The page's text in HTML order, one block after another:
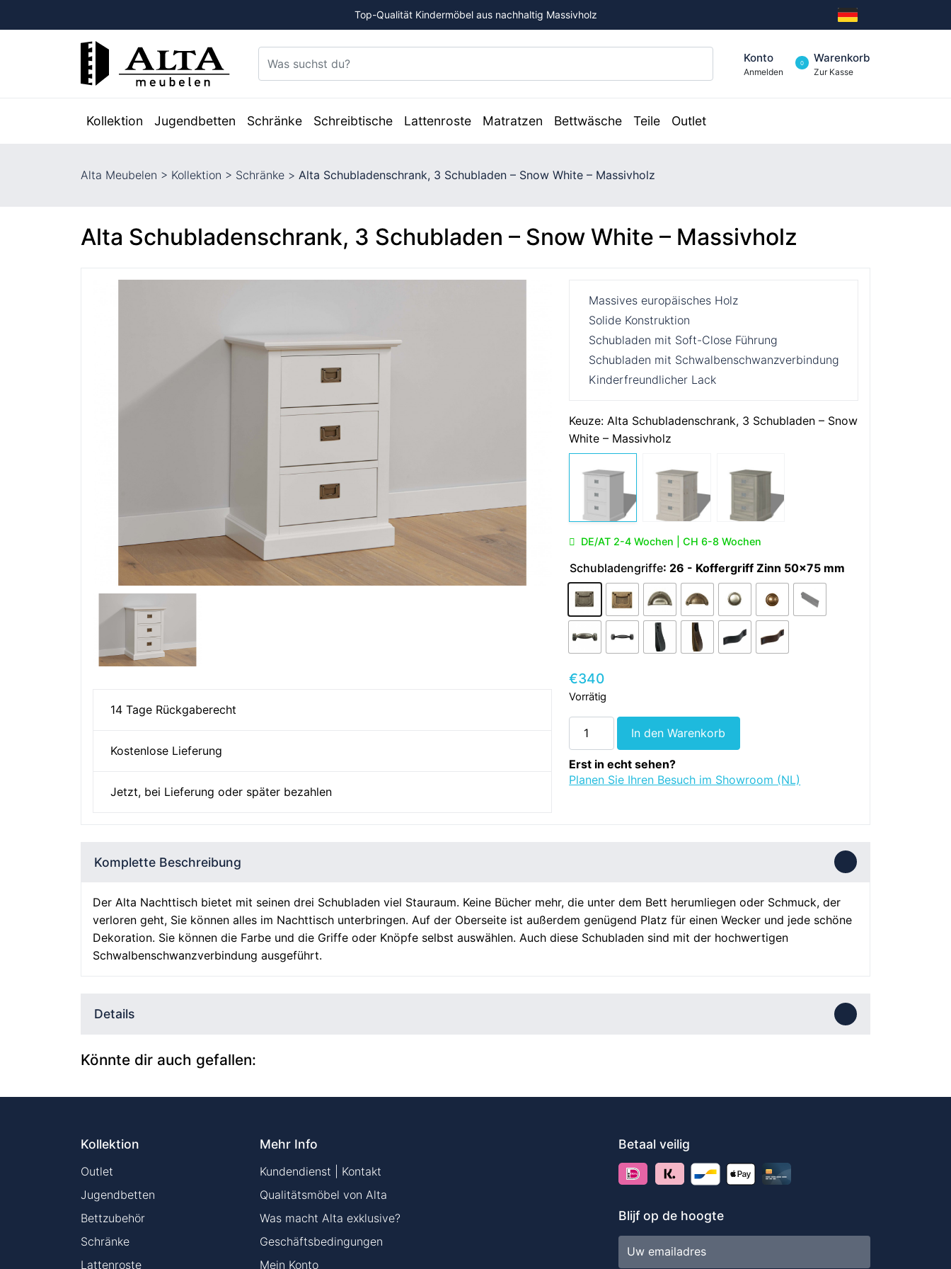
Top-Qualität Kindermöbel aus nachhaltig Massivholz
Konto
Anmelden
0 Warenkorb
Zur Kasse
Kollektion Jugendbetten Schränke Schreibtische Lattenroste Matratzen Bettwäsche Teile Outlet
Alta Meubelen > Kollektion > Schränke > Alta Schubladenschrank, 3 Schubladen – Snow White – Massivholz
Alta Schubladenschrank, 3 Schubladen – Snow White – Massivholz
Massives europäisches Holz
Solide Konstruktion
Schubladen mit Soft-Close Führung
Schubladen mit Schwalbenschwanzverbindung
Kinderfreundlicher Lack
Keuze:Alta Schubladenschrank, 3 Schubladen – Snow
White – Massivholz
DE/AT 2-4 Wochen | CH 6-8 Wochen
Schubladengriffe: 26 - Koffergriff Zinn 50x75 mm
€340
Vorrätig
Schubladenschrank,
3
Schubladen
In den Warenkorb
Erst in echt sehen?
Planen Sie Ihren Besuch im Showroom (NL)
14 Tage Rückgaberecht
Kostenlose Lieferung
Jetzt, bei Lieferung oder später bezahlen
Komplette Beschreibung
Der Alta Nachttisch bietet mit seinen drei Schubladen viel Stauraum. Keine Bücher mehr, die unter dem Bett herumliegen oder Schmuck, der
verloren geht, Sie können alles im Nachttisch unterbringen. Auf der Oberseite ist außerdem genügend Platz für einen Wecker und jede schöne
Dekoration. Sie können die Farbe und die Griffe oder Knöpfe selbst auswählen. Auch diese Schubladen sind mit der hochwertigen
Schwalbenschwanzverbindung ausgeführt.
Details
Könnte dir auch gefallen:
Kollektion
Outlet
Jugendbetten
Bettzubehör
Schränke
Lattenroste
Mehr Info
Kundendienst | Kontakt
Qualitätsmöbel von Alta
Was macht Alta exklusive?
Geschäftsbedingungen
Mein Konto
Betaal veilig
Blijf op de hoogte
mailadres